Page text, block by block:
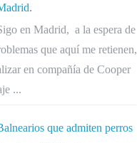
en Madrid, a la espera de
que aquí me retienen,
en compañía de Cooper
...
que admiten perros